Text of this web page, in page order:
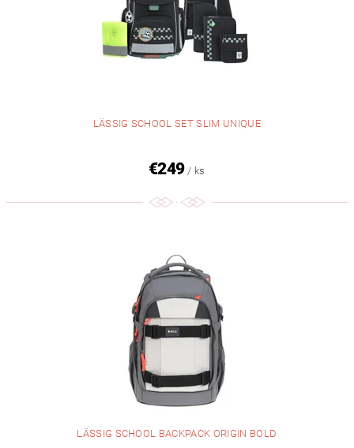
LÄSSIG SCHOOL SET SLIM UNIQUE
€249 / ks
LÄSSIG SCHOOL BACKPACK ORIGIN BOLD